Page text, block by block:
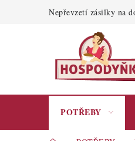
Nepřevzetí zásilky na
POTŘEBY